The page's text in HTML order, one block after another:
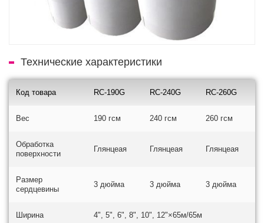
Технические характеристики
Код товара RC-190G RC-240G RC-260G
Вес 190 гсм 240 гсм 260 гсм
Обработка
поверхности
Глянцеая Глянцеая Глянцеая
Размер
сердцевины
3 дюйма 3 дюйма 3 дюйма
Ширина 4", 5", 6", 8", 10", 12"×65м/65м